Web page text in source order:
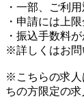
・一部、ご利
・申請には上
・振込手数料
※詳しくはお問
※こちらの求人
ちの方限定の